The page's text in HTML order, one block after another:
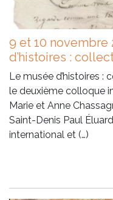
9 et 10 novembre
d’histoires :
Le musée d’histoires
le deuxième colloque
Marie et Anne
Saint-Denis Paul
international et (…)